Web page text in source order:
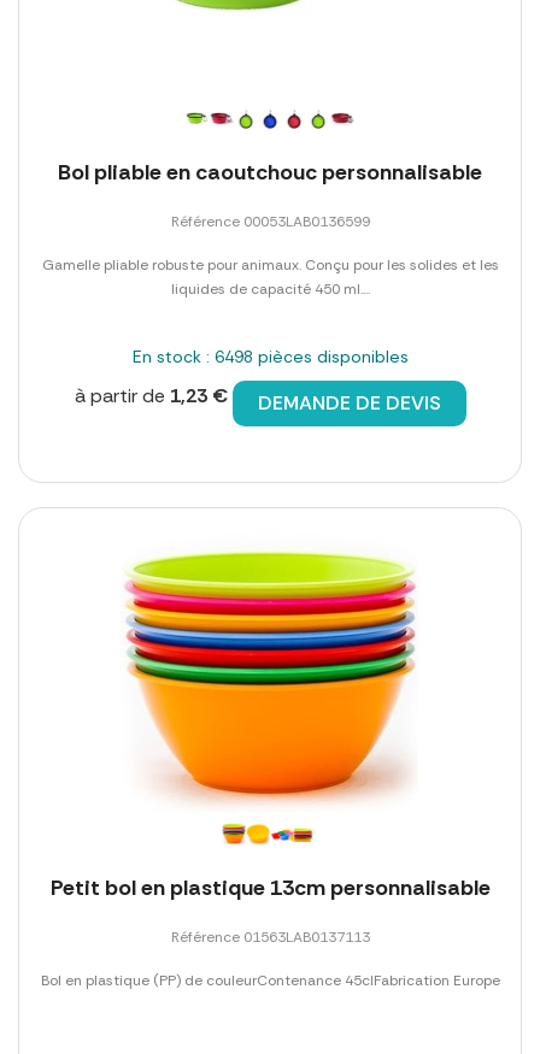
Bol pliable en caoutchouc personnalisable
Référence 00053LAB0136599
Gamelle pliable robuste pour animaux. Conçu pour les solides et les
liquides de capacité 450 ml....
En stock : 6498 pièces disponibles
à partir de 1,23 € DEMANDE DE DEVIS
Petit bol en plastique 13cm personnalisable
Référence 01563LAB0137113
Bol en plastique (PP) de couleurContenance 45clFabrication Europe